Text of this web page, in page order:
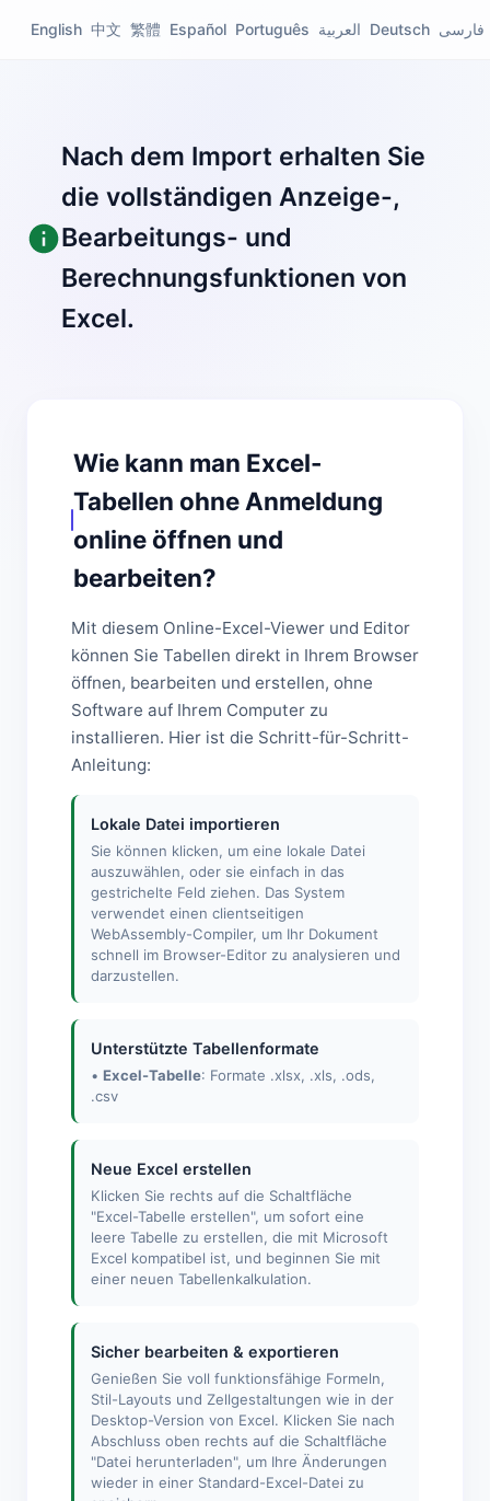
English 中文 繁體 Español Português العربية Deutsch فارسی
Nach dem Import erhalten Sie
die vollständigen Anzeige-,
Bearbeitungs- und
Berechnungsfunktionen von
Excel.
Wie kann man Excel-
Tabellen ohne Anmeldung
online öffnen und
bearbeiten?
Mit diesem Online-Excel-Viewer und Editor
können Sie Tabellen direkt in Ihrem Browser
öffnen, bearbeiten und erstellen, ohne
Software auf Ihrem Computer zu
installieren. Hier ist die Schritt-für-Schritt-
Anleitung:
Lokale Datei importieren
Sie können klicken, um eine lokale Datei
auszuwählen, oder sie einfach in das
gestrichelte Feld ziehen. Das System
verwendet einen clientseitigen
WebAssembly-Compiler, um Ihr Dokument
schnell im Browser-Editor zu analysieren und
darzustellen.
Unterstützte Tabellenformate
• Excel-Tabelle: Formate .xlsx, .xls, .ods,
.csv
Neue Excel erstellen
Klicken Sie rechts auf die Schaltfläche
"Excel-Tabelle erstellen", um sofort eine
leere Tabelle zu erstellen, die mit Microsoft
Excel kompatibel ist, und beginnen Sie mit
einer neuen Tabellenkalkulation.
Sicher bearbeiten & exportieren
Genießen Sie voll funktionsfähige Formeln,
Stil-Layouts und Zellgestaltungen wie in der
Desktop-Version von Excel. Klicken Sie nach
Abschluss oben rechts auf die Schaltfläche
"Datei herunterladen", um Ihre Änderungen
wieder in einer Standard-Excel-Datei zu